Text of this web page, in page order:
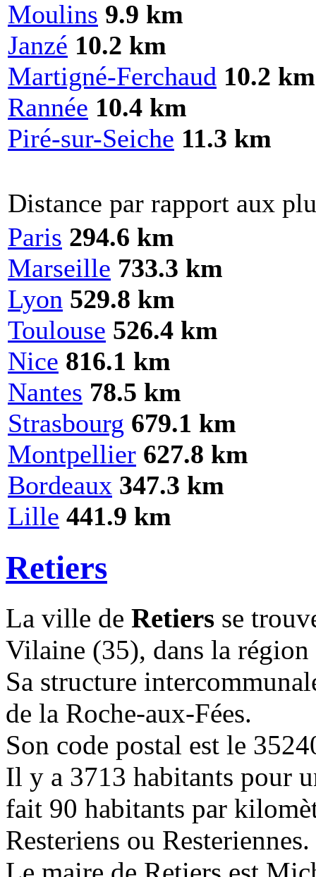
Moulins 9.9 km
Janzé 10.2 km
Martigné-Ferchaud 10.2 km
Rannée 10.4 km
Piré-sur-Seiche 11.3 km
Distance par rapport aux
Paris 294.6 km
Marseille 733.3 km
Lyon 529.8 km
Toulouse 526.4 km
Nice 816.1 km
Nantes 78.5 km
Strasbourg 679.1 km
Montpellier 627.8 km
Bordeaux 347.3 km
Lille 441.9 km
Retiers
La ville de Retiers se
Vilaine (35), dans la
Sa structure
de la Roche-aux-Fées.
Son code postal est le
Il y a 3713 habitants pour
fait 90 habitants par
Resteriens ou Resteriennes.